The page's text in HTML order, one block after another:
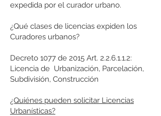
expedida por el curador urbano.
¿Qué clases de licencias expiden los
Curadores urbanos?
Decreto 1077 de 2015 Art. 2.2.6.1.1.2:
Licencia de Urbanización, Parcelación,
Subdivisión, Construcción
¿Quiénes pueden solicitar Licencias
Urbanísticas?